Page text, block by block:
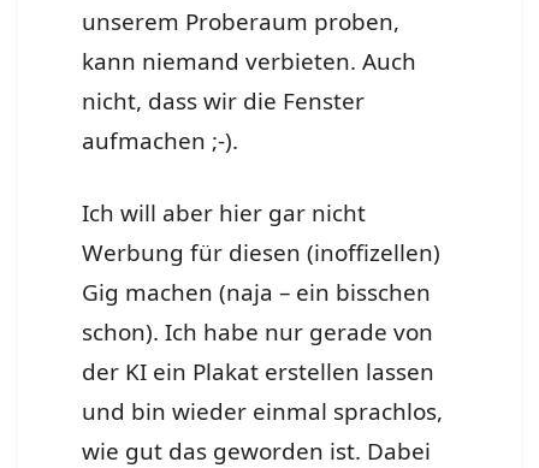
unserem Proberaum proben,
kann niemand verbieten. Auch
nicht, dass wir die Fenster
aufmachen ;-).
Ich will aber hier gar nicht
Werbung für diesen (inoffizellen)
Gig machen (naja – ein bisschen
schon). Ich habe nur gerade von
der KI ein Plakat erstellen lassen
und bin wieder einmal sprachlos,
wie gut das geworden ist. Dabei